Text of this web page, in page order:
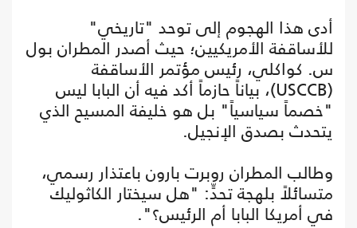
أدى هذا الهجوم إلى توحد "تاريخي"
للأساقفة الأمريكيين؛ حيث أصدر المطران بول
س. كواكلي، رئيس مؤتمر الأساقفة
(USCCB)، بياناً حازماً أكد فيه أن البابا ليس
"خصماً سياسياً" بل هو خليفة المسيح الذي
يتحدث بصدق الإنجيل.
وطالب المطران روبرت بارون باعتذار رسمي،
متسائلاً بلهجة تحدٍّ: "هل سيختار الكاثوليك
في أمريكا البابا أم الرئيس؟".